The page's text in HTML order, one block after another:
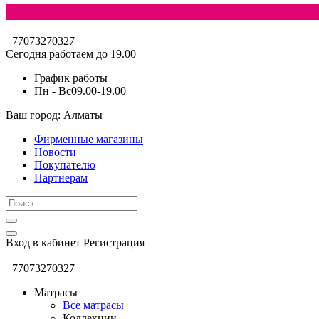
+77073270327
Сегодня работаем до 19.00
График работы
Пн - Вс09.00-19.00
Ваш город: Алматы
Фирменные магазины
Новости
Покупателю
Партнерам
Вход в кабинет Регистрация
+77073270327
Матрасы
Все матрасы